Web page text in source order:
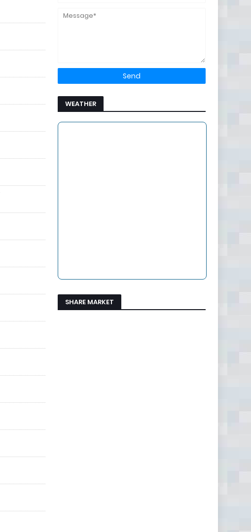
WEATHER
SHARE MARKET